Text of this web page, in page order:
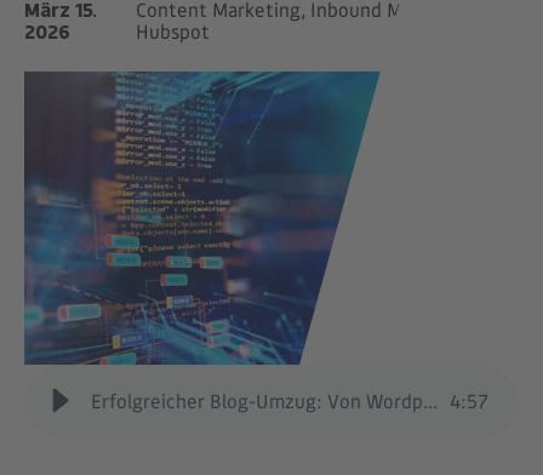
März 15.
2026
Content Marketing, Inbound Marketing,
Hubspot
Erfolgreicher Blog-Umzug: Von Wordpress zu HubSpot in 6 Schritten 4:57